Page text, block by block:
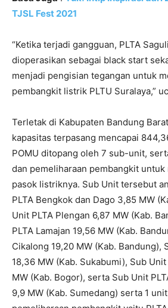
TJSL Fest 2021
“Ketika terjadi gangguan, PLTA
dioperasikan sebagai black start
menjadi pengisian tegangan untuk
pembangkit listrik PLTU Suralaya,”
Terletak di Kabupaten Bandung
kapasitas terpasang mencapai
POMU ditopang oleh 7 sub-unit,
dan pemeliharaan pembangkit untuk
pasok listriknya. Sub Unit tersebut
PLTA Bengkok dan Dago 3,85 MW
Unit PLTA Plengan 6,87 MW (Kab.
PLTA Lamajan 19,56 MW (Kab.
Cikalong 19,20 MW (Kab. Bandung),
18,36 MW (Kab. Sukabumi), Sub Unit
MW (Kab. Bogor), serta Sub Unit
9,9 MW (Kab. Sumedang) serta 1